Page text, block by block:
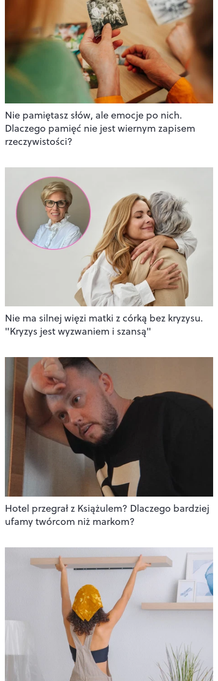
Nie pamiętasz słów, ale emocje po nich.
Dlaczego pamięć nie jest wiernym zapisem
rzeczywistości?
Nie ma silnej więzi matki z córką bez kryzysu.
"Kryzys jest wyzwaniem i szansą"
Hotel przegrał z Książulem? Dlaczego bardziej
ufamy twórcom niż markom?